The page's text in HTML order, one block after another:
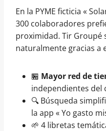
En la PYME ficticia «
300 colaboradores
proximidad. Tir Groupé
naturalmente gracias a
🏪 Mayor red de
independientes del
🔍 Búsqueda
la app « Yo gasto
🌱 4 libretas